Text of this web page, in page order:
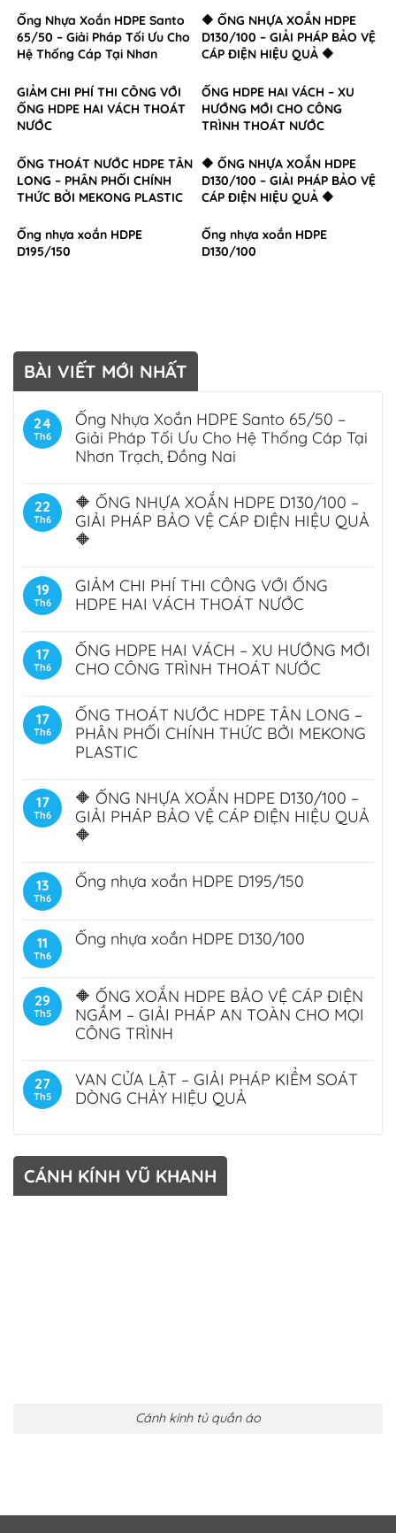
Ống Nhựa Xoắn HDPE Santo
65/50 – Giải Pháp Tối Ưu Cho
Hệ Thống Cáp Tại Nhơn
🔶 ỐNG NHỰA XOẮN HDPE
D130/100 – GIẢI PHÁP BẢO VỆ
CÁP ĐIỆN HIỆU QUẢ 🔶
GIẢM CHI PHÍ THI CÔNG VỚI
ỐNG HDPE HAI VÁCH THOÁT
NƯỚC
ỐNG HDPE HAI VÁCH – XU
HƯỚNG MỚI CHO CÔNG
TRÌNH THOÁT NƯỚC
ỐNG THOÁT NƯỚC HDPE TÂN
LONG – PHÂN PHỐI CHÍNH
THỨC BỞI MEKONG PLASTIC
🔶 ỐNG NHỰA XOẮN HDPE
D130/100 – GIẢI PHÁP BẢO VỆ
CÁP ĐIỆN HIỆU QUẢ 🔶
Ống nhựa xoắn HDPE
D195/150
Ống nhựa xoắn HDPE
D130/100
BÀI VIẾT MỚI NHẤT
24
Th6
Ống Nhựa Xoắn HDPE Santo 65/50 –
Giải Pháp Tối Ưu Cho Hệ Thống Cáp Tại
Nhơn Trạch, Đồng Nai
22
Th6
🔶 ỐNG NHỰA XOẮN HDPE D130/100 –
GIẢI PHÁP BẢO VỆ CÁP ĐIỆN HIỆU QUẢ
🔶
19
Th6
GIẢM CHI PHÍ THI CÔNG VỚI ỐNG
HDPE HAI VÁCH THOÁT NƯỚC
17
Th6
ỐNG HDPE HAI VÁCH – XU HƯỚNG MỚI
CHO CÔNG TRÌNH THOÁT NƯỚC
17
Th6
ỐNG THOÁT NƯỚC HDPE TÂN LONG –
PHÂN PHỐI CHÍNH THỨC BỞI MEKONG
PLASTIC
17
Th6
🔶 ỐNG NHỰA XOẮN HDPE D130/100 –
GIẢI PHÁP BẢO VỆ CÁP ĐIỆN HIỆU QUẢ
🔶
13
Th6
Ống nhựa xoắn HDPE D195/150
11
Th6
Ống nhựa xoắn HDPE D130/100
29
Th5
🔶 ỐNG XOẮN HDPE BẢO VỆ CÁP ĐIỆN
NGẦM – GIẢI PHÁP AN TOÀN CHO MỌI
CÔNG TRÌNH
27
Th5
VAN CỬA LẬT – GIẢI PHÁP KIỂM SOÁT
DÒNG CHẢY HIỆU QUẢ
CÁNH KÍNH VŨ KHANH
Cánh kính tủ quần áo